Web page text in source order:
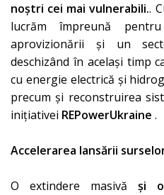
noștri cei mai vulnerabili..
lucrăm împreună
aprovizionării și un
deschizând în același timp
cu energie electrică și
precum și reconstruirea
inițiativei REPowerUkraine .
Accelerarea lansării
O extindere masivă și